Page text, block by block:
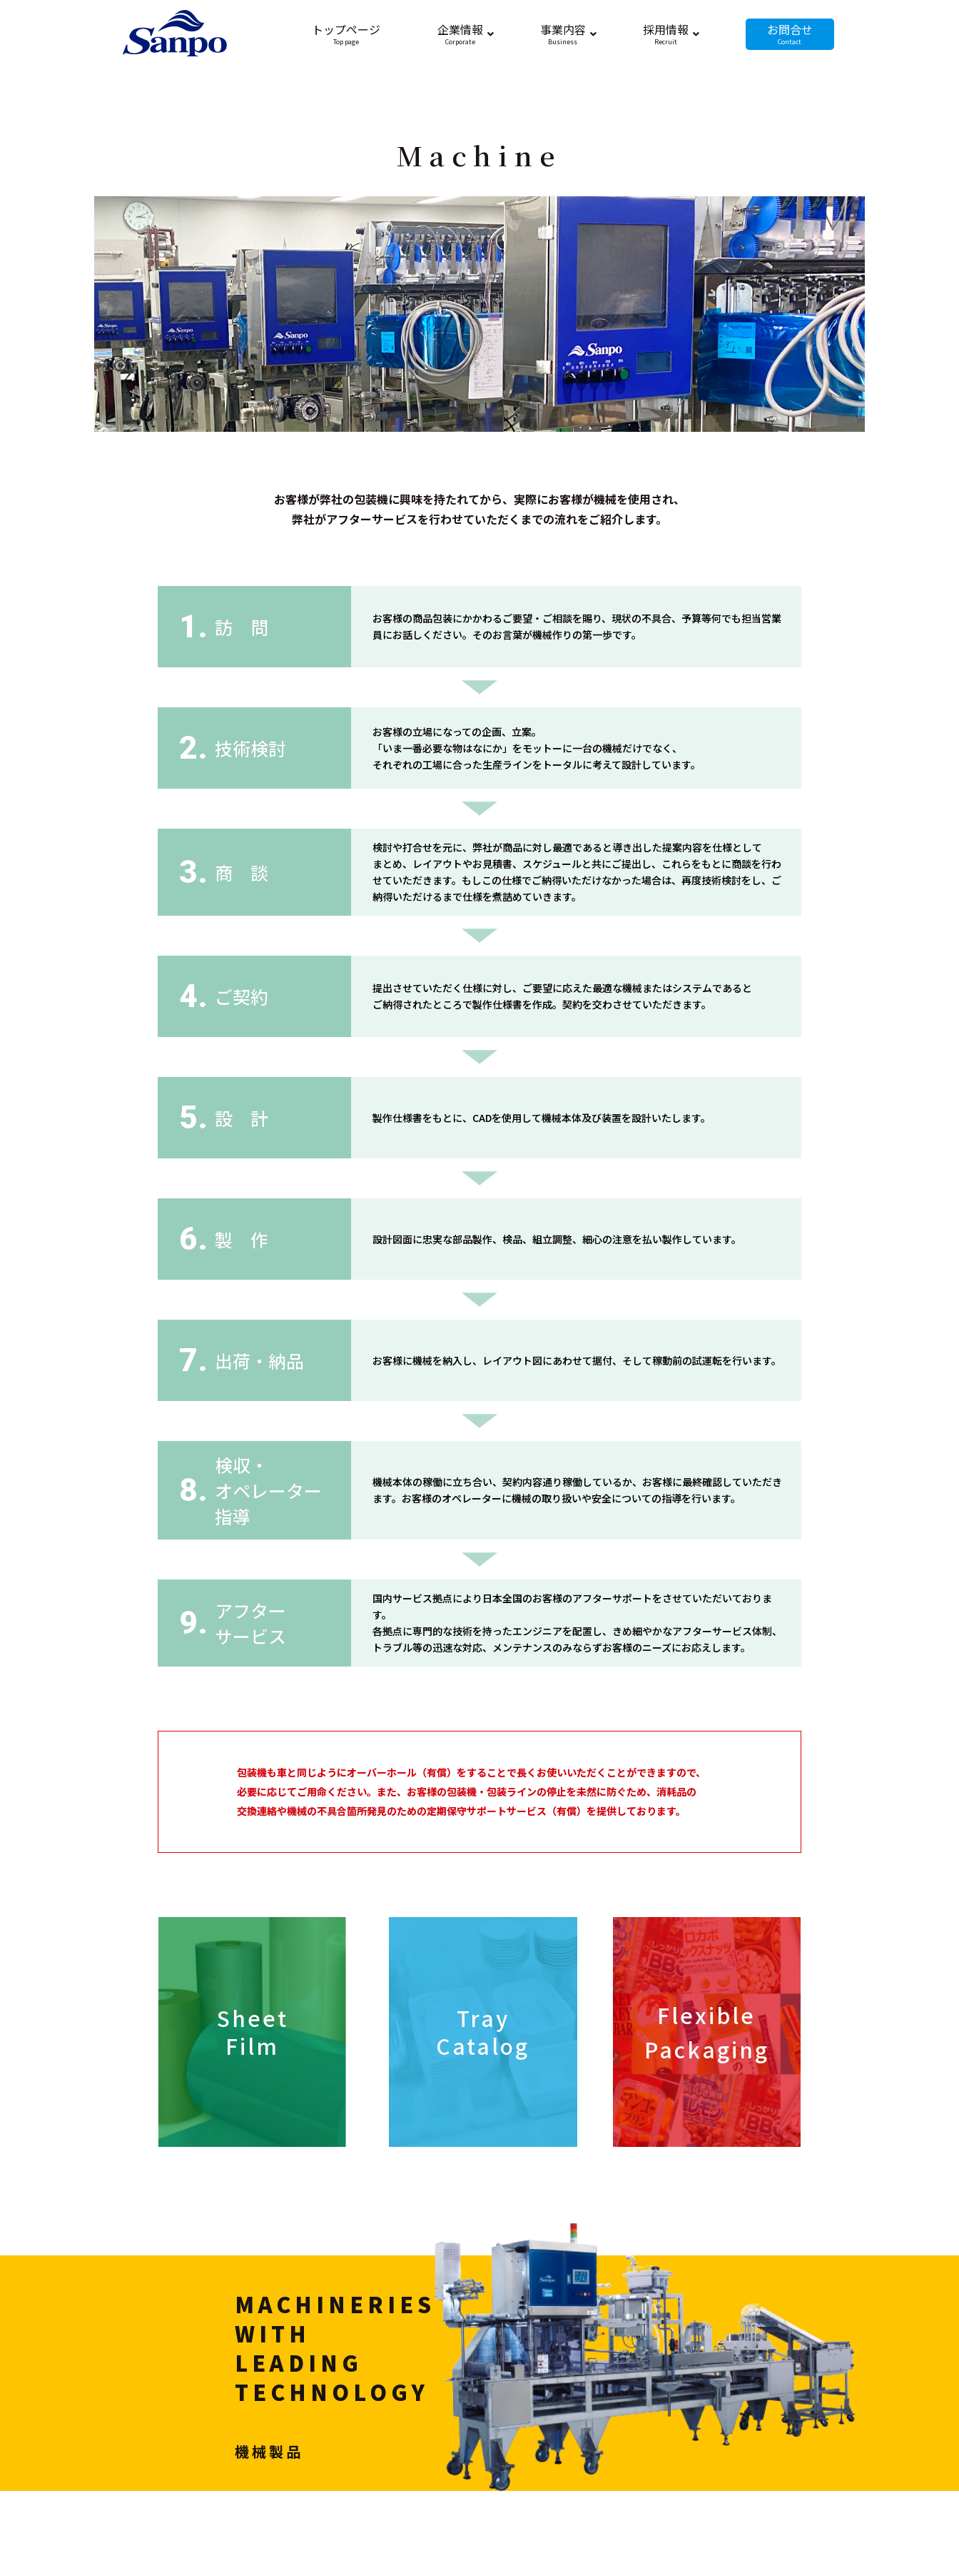
トップページ
Top page
企業情報
Corporate
事業内容
Business
採用情報
Recruit
お問合せ
Contact
Machine
お客様が弊社の包装機に興味を持たれてから、実際にお客様が機械を使用され、
弊社がアフターサービスを行わせていただくまでの流れをご紹介します。
1. 訪 問
お客様の商品包装にかかわるご要望・ご相談を賜り、現状の不具合、予算等何でも担当営業
員にお話しください。そのお言葉が機械作りの第一歩です。
2. 技術検討
お客様の立場になっての企画、立案。
「いま一番必要な物はなにか」をモットーに一台の機械だけでなく、
それぞれの工場に合った生産ラインをトータルに考えて設計しています。
3. 商 談
検討や打合せを元に、弊社が商品に対し最適であると導き出した提案内容を仕様として
まとめ、レイアウトやお見積書、スケジュールと共にご提出し、これらをもとに商談を行わ
せていただきます。もしこの仕様でご納得いただけなかった場合は、再度技術検討をし、ご
納得いただけるまで仕様を煮詰めていきます。
4. ご契約
提出させていただく仕様に対し、ご要望に応えた最適な機械またはシステムであると
ご納得されたところで製作仕様書を作成。契約を交わさせていただきます。
5. 設 計 製作仕様書をもとに、CADを使用して機械本体及び装置を設計いたします。
6. 製 作 設計図面に忠実な部品製作、検品、組立調整、細心の注意を払い製作しています。
7. 出荷・納品 お客様に機械を納入し、レイアウト図にあわせて据付、そして稼動前の試運転を行います。
8.
検収・
オペレーター
指導
機械本体の稼働に立ち合い、契約内容通り稼働しているか、お客様に最終確認していただき
ます。お客様のオペレーターに機械の取り扱いや安全についての指導を行います。
9. アフター
サービス
国内サービス拠点により日本全国のお客様のアフターサポートをさせていただいておりま
す。
各拠点に専門的な技術を持ったエンジニアを配置し、きめ細やかなアフターサービス体制、
トラブル等の迅速な対応、メンテナンスのみならずお客様のニーズにお応えします。
包装機も車と同じようにオーバーホール（有償）をすることで長くお使いいただくことができますので、
必要に応じてご用命ください。また、お客様の包装機・包装ラインの停止を未然に防ぐため、消耗品の
交換連絡や機械の不具合箇所発見のための定期保守サポートサービス（有償）を提供しております。
Sheet
Film
Tray
Catalog
Flexible
Packaging
MACHINERIES
WITH
LEADING
TECHNOLOGY
機械製品